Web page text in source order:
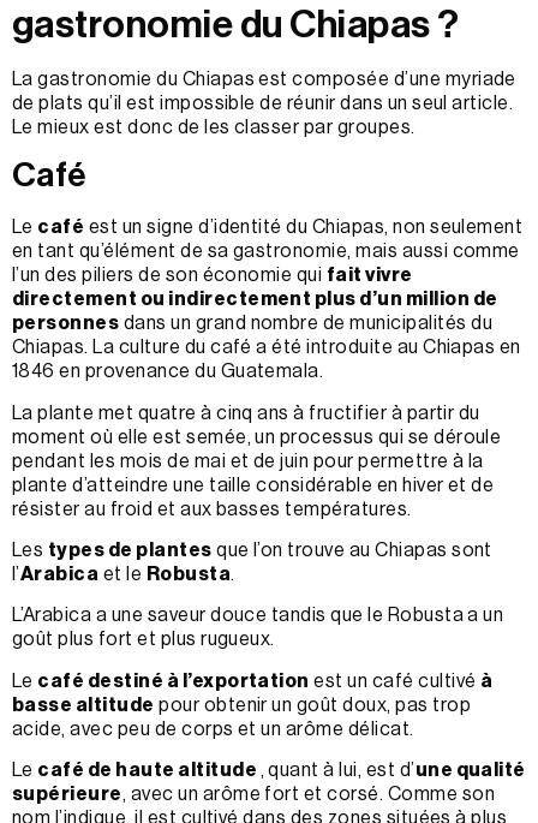
gastronomie du Chiapas ?
La gastronomie du Chiapas est composée d’une myriade
de plats qu’il est impossible de réunir dans un seul article.
Le mieux est donc de les classer par groupes.
Café
Le café est un signe d’identité du Chiapas, non seulement
en tant qu’élément de sa gastronomie, mais aussi comme
l’un des piliers de son économie qui fait vivre
directement ou indirectement plus d’un million de
personnes dans un grand nombre de municipalités du
Chiapas. La culture du café a été introduite au Chiapas en
1846 en provenance du Guatemala.
La plante met quatre à cinq ans à fructifier à partir du
moment où elle est semée, un processus qui se déroule
pendant les mois de mai et de juin pour permettre à la
plante d’atteindre une taille considérable en hiver et de
résister au froid et aux basses températures.
Les types de plantes que l’on trouve au Chiapas sont
l’Arabica et le Robusta.
L’Arabica a une saveur douce tandis que le Robusta a un
goût plus fort et plus rugueux.
Le café destiné à l’exportation est un café cultivé à
basse altitude pour obtenir un goût doux, pas trop
acide, avec peu de corps et un arôme délicat.
Le café de haute altitude , quant à lui, est d’une qualité
supérieure, avec un arôme fort et corsé. Comme son
nom l’indique, il est cultivé dans des zones situées à plus